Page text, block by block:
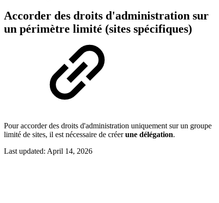
Accorder des droits d'administration sur
un périmètre limité (sites spécifiques)
Pour accorder des droits d'administration uniquement sur un groupe
limité de sites, il est nécessaire de créerune délégation.
Last updated: April 14, 2026